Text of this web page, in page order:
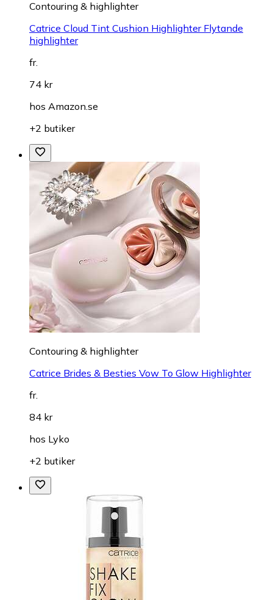
Contouring & highlighter
Catrice Cloud Tint Cushion Highlighter Flytande
highlighter
74 kr
hos Amazon.se
+2 butiker
Contouring & highlighter
Catrice Brides & Besties Vow To Glow Highlighter